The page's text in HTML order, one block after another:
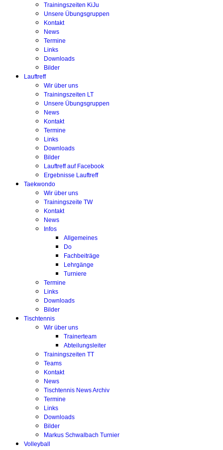
Trainingszeiten KiJu
Unsere Übungsgruppen
Kontakt
News
Termine
Links
Downloads
Bilder
Lauftreff
Wir über uns
Trainingszeiten LT
Unsere Übungsgruppen
News
Kontakt
Termine
Links
Downloads
Bilder
Lauftreff auf Facebook
Ergebnisse Lauftreff
Taekwondo
Wir über uns
Trainingszeite TW
Kontakt
News
Infos
Allgemeines
Do
Fachbeiträge
Lehrgänge
Turniere
Termine
Links
Downloads
Bilder
Tischtennis
Wir über uns
Trainerteam
Abteilungsleiter
Trainingszeiten TT
Teams
Kontakt
News
Tischtennis News Archiv
Termine
Links
Downloads
Bilder
Markus Schwalbach Turnier
Volleyball